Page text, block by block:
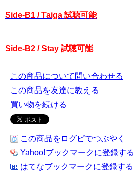
Side-B1 / Taiga 試聴可能
Side-B2 / Stay 試聴可能
この商品について問い合わせる
この商品を友達に教える
買い物を続ける
この商品をログピでつぶやく
Yahoo!ブックマークに登録する
はてなブックマークに登録する